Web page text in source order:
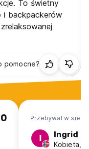
To świetny
i backpackerów
pomocne?
Przebywał w sie
I Ingrid
Kobieta,